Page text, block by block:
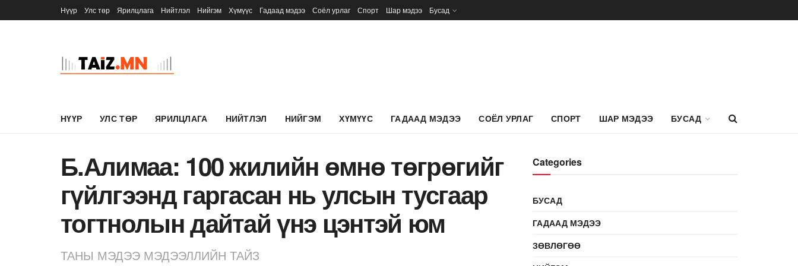
Нүүр Улс төр Ярилцлага Нийтлэл Нийгэм Хүмүүс Гадаад мэдээ Соёл урлаг Спорт Шар мэдээ Бусад
НҮҮР УЛС ТӨР ЯРИЛЦЛАГА НИЙТЛЭЛ НИЙГЭМ ХҮМҮҮС ГАДААД МЭДЭЭ СОЁЛ УРЛАГ СПОРТ ШАР МЭДЭЭ БУСАД
Б.Алимаа: 100 жилийн өмнө төгрөгийг
гүйлгээнд гаргасан нь улсын тусгаар
тогтнолын дайтай үнэ цэнтэй юм
ТАНЫ МЭДЭЭ МЭДЭЭЛЛИЙН ТАЙЗ
Categories
БУСАД
ГАДААД МЭДЭЭ
ЗӨВЛӨГӨӨ